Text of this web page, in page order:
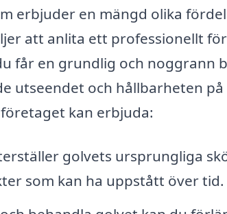
erbjuder en mängd olika
att anlita ett professionellt
får en grundlig och noggrann
utseendet och hållbarheten
kan erbjuda:
golvets ursprungliga
som kan ha uppstått över tid.